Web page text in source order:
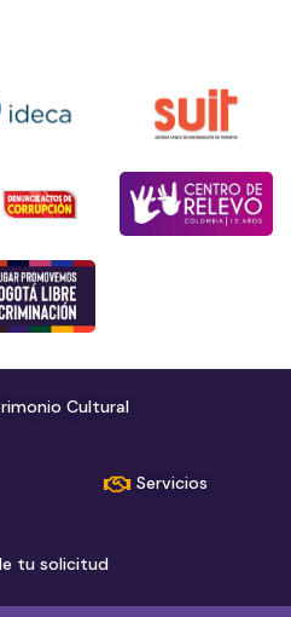
Cultural
Servicios
tu solicitud